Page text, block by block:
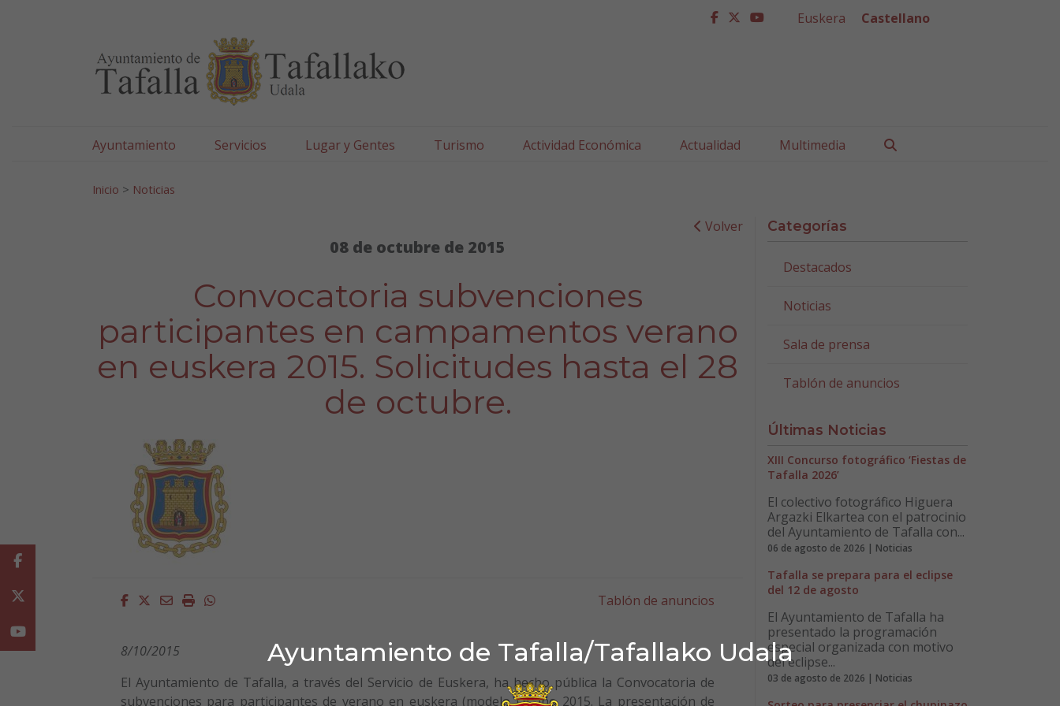
Ayuntamiento de Tafalla/Tafallako Udala
facebook
twitter
youtube
Euskera Castellano
Ayuntamiento Servicios Lugar y Gentes Turismo Actividad Económica Actualidad Multimedia
Inicio > Noticias
Volver
08 de octubre de 2015
Convocatoria subvenciones
participantes en campamentos verano
en euskera 2015. Solicitudes hasta el 28
de octubre.
Facebook
Twitter
EmailImprimirWhatsapp Tablón de anuncios
8/10/2015
El Ayuntamiento de Tafalla, a través del Servicio de Euskera, ha hecho pública la Convocatoria de
subvenciones para participantes de verano en euskera (modelo D) año 2015. La presentación de
Categorías
Destacados
Noticias
Sala de prensa
Tablón de anuncios
Últimas Noticias
XIII Concurso fotográfico ‘Fiestas de
Tafalla 2026’
El colectivo fotográfico Higuera
Argazki Elkartea con el patrocinio
del Ayuntamiento de Tafalla con...
06 de agosto de 2026 | Noticias
Tafalla se prepara para el eclipse
del 12 de agosto
El Ayuntamiento de Tafalla ha
presentado la programación
especial organizada con motivo
del eclipse...
03 de agosto de 2026 | Noticias
Facebook
Youtube